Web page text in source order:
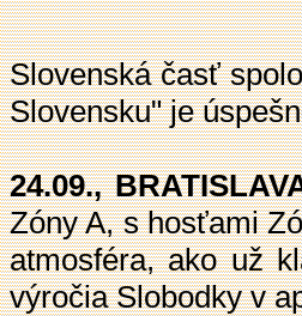
Slovenská časť
Slovensku" je
24.09.,
Zóny A, s hosťami
atmosféra, ako už
výročia Slobodky v